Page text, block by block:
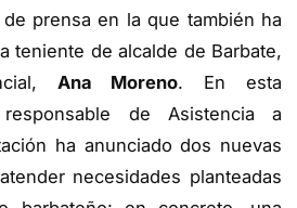
prensa en la que también ha
teniente de alcalde de Barbate,
Ana Moreno. En esta
de Asistencia a
ha anunciado dos nuevas
necesidades planteadas